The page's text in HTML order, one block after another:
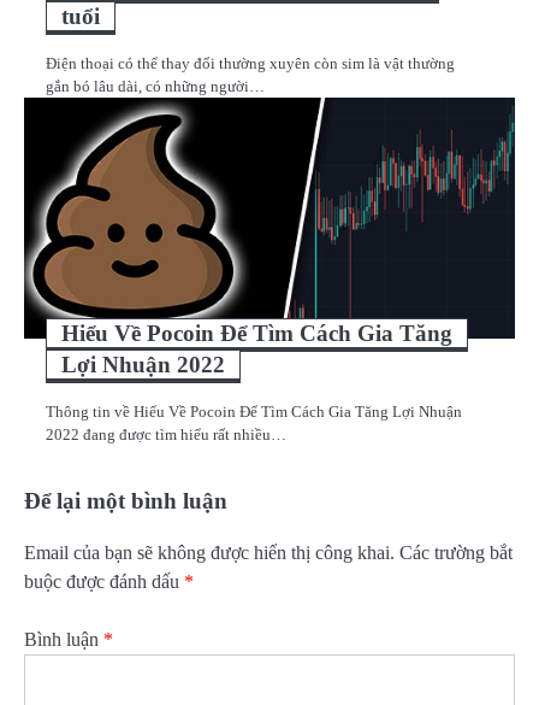
tuổi
Điện thoại có thể thay đổi thường xuyên còn sim là vật thường
gắn bó lâu dài, có những người…
Hiểu Về Pocoin Để Tìm Cách Gia Tăng
Lợi Nhuận 2022
Thông tin về Hiểu Về Pocoin Để Tìm Cách Gia Tăng Lợi Nhuận
2022 đang được tìm hiểu rất nhiều…
Để lại một bình luận
Email của bạn sẽ không được hiển thị công khai. Các trường bắt
buộc được đánh dấu *
Bình luận *